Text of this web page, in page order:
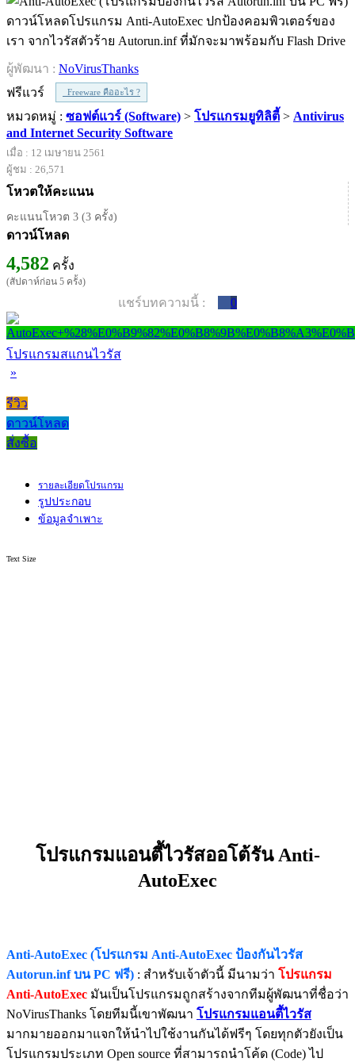
ดาวน์โหลดโปรแกรม Anti-AutoExec ปกป้องคอมพิวเตอร์ของ
เรา จากไวรัสตัวร้าย Autorun.inf ที่มักจะมาพร้อมกับ Flash Drive
ผู้พัฒนา : NoVirusThanks
ฟรีแวร์
Freeware คืออะไร ?
หมวดหมู่ : ซอฟต์แวร์ (Software) > โปรแกรมยูทิลิตี้ > Antivirus
and Internet Security Software
เมื่อ : 12 เมษายน 2561
ผู้ชม : 26,571
โหวตให้คะแนน
คะแนนโหวต 3 (3 ครั้ง)
ดาวน์โหลด
4,582 ครั้ง
(สัปดาห์ก่อน 5 ครั้ง)
แชร์บทความนี้ : 0
โปรแกรมสแกนไวรัส
»
รีวิว
ดาวน์โหลด
สั่งซื้อ
รายละเอียดโปรแกรม
รูปประกอบ
ข้อมูลจำเพาะ
Text Size
โปรแกรมแอนตี้ไวรัสออโต้รัน Anti-
AutoExec
Anti-AutoExec (โปรแกรม Anti-AutoExec ป้องกันไวรัส
Autorun.inf บน PC ฟรี) : สำหรับเจ้าตัวนี้ มีนามว่า โปรแกรม
Anti-AutoExec มันเป็นโปรแกรมถูกสร้างจากทีมผู้พัฒนาที่ชื่อว่า
NoVirusThanks โดยทีมนี้เขาพัฒนา โปรแกรมแอนตี้ไวรัส
มากมายออกมาแจกให้นำไปใช้งานกันได้ฟรีๆ โดยทุกตัวยังเป็น
โปรแกรมประเภท Open source ที่สามารถนำโค้ด (Code) ไป